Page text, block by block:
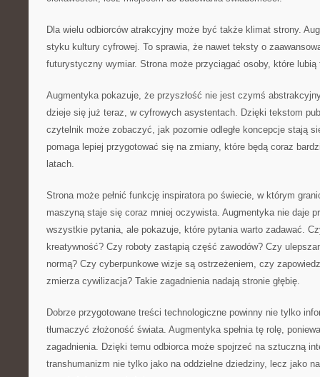
Dla wielu odbiorców atrakcyjny może być także klimat strony.
styku kultury cyfrowej. To sprawia, że nawet teksty o
futurystyczny wymiar. Strona może przyciągać osoby, które lubią
Augmentyka pokazuje, że przyszłość nie jest czymś
dzieje się już teraz, w cyfrowych asystentach. Dzięki tekstom
czytelnik może zobaczyć, jak pozornie odległe koncepcje stają
pomaga lepiej przygotować się na zmiany, które będą coraz
latach.
Strona może pełnić funkcję inspiratora po świecie, w którym
maszyną staje się coraz mniej oczywista. Augmentyka nie daje
wszystkie pytania, ale pokazuje, które pytania warto zadawać.
kreatywność? Czy roboty zastąpią część zawodów? Czy
normą? Czy cyberpunkowe wizje są ostrzeżeniem, czy
zmierza cywilizacja? Takie zagadnienia nadają stronie głębię.
Dobrze przygotowane treści technologiczne powinny nie tylko
tłumaczyć złożoność świata. Augmentyka spełnia tę rolę,
zagadnienia. Dzięki temu odbiorca może spojrzeć na sztuczną
transhumanizm nie tylko jako na oddzielne dziedziny, lecz jako